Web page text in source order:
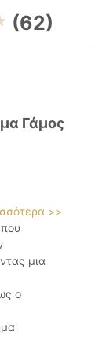
(62)
Γάμος
>>
μια
ο